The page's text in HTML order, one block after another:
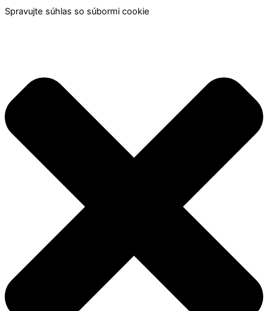
Spravujte súhlas so súbormi cookie